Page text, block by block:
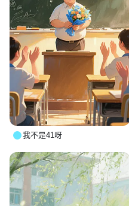
我不是41呀